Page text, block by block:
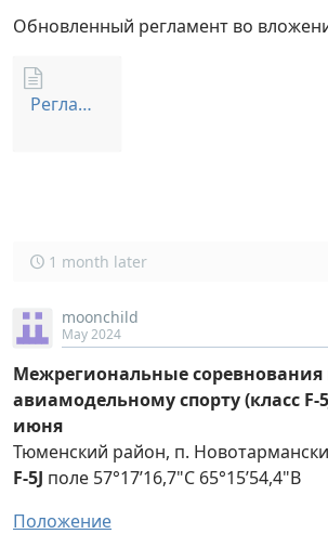
Обновленный регламент во
Регламент Старт SKIFF 2024.zip
1 month later
moonchild
May 2024
Межрегиональные соревнования
авиамодельному спорту (класс F-
июня
Тюменский район, п.
F-5J поле 57°17’16,7"С 65°15’54,4"В
Положение